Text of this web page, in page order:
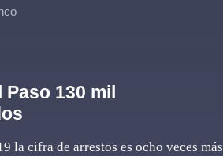
Paso 130 mil
la cifra de arrestos es ocho veces más